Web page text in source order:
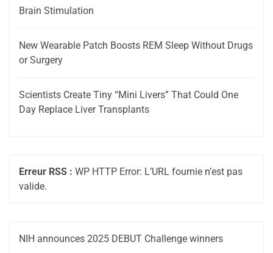
Brain Stimulation
New Wearable Patch Boosts REM Sleep Without Drugs
or Surgery
Scientists Create Tiny “Mini Livers” That Could One
Day Replace Liver Transplants
Erreur RSS : WP HTTP Error: L’URL fournie n’est pas
valide.
NIH announces 2025 DEBUT Challenge winners